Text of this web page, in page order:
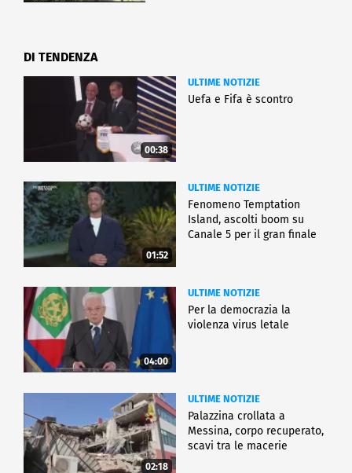
DI TENDENZA
00:38
ULTIME NOTIZIE
Uefa e Fifa è scontro
01:52
ULTIME NOTIZIE
Fenomeno Temptation
Island, ascolti boom su
Canale 5 per il gran finale
04:00
ULTIME NOTIZIE
Per la democrazia la
violenza virus letale
02:18
ULTIME NOTIZIE
Palazzina crollata a
Messina, corpo recuperato,
scavi tra le macerie